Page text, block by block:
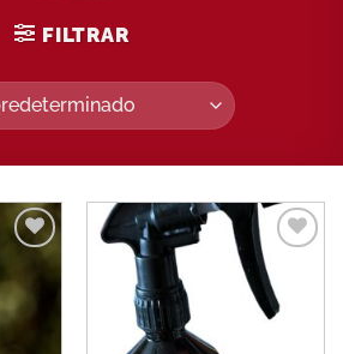
FILTRAR
a la
lista de
deseos
Añadir
lista de
deseos